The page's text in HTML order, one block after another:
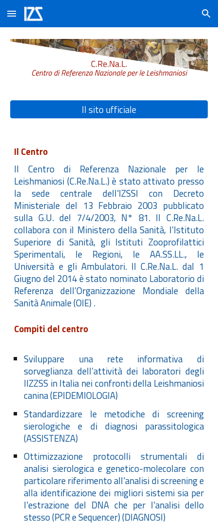
Skip to main content Skip to navigation
Il sito ufficiale
Il Centro
Il Centro di Referenza Nazionale per le
Leishmaniosi (C.Re.Na.L.) è stato attivato presso
la sede centrale dell'IZSSI con Decreto
Ministeriale del 13 Febbraio 2003 pubblicato
sulla G.U. del 7/4/2003, N° 81. Il C.Re.Na.L.
collabora con il Ministero della Sanità, l’Istituto
Superiore di Sanità, gli Istituti Zooprofilattici
Sperimentali, le Regioni, le AA.SS.LL., le
Università e gli Ambulatori. Il C.Re.Na.L. dal 1
Giugno del 2014 è stato nominato Laboratorio di
Referenza dell’Organizzazione Mondiale della
Sanità Animale (OIE) .
Compiti del centro
Sviluppare una rete informativa di
sorveglianza dell’attività dei laboratori degli
IIZZSS in Italia nei confronti della Leishmaniosi
canina (EPIDEMIOLOGIA)
Standardizzare le metodiche di screening
sierologiche e di diagnosi parassitologica
(ASSISTENZA)
Ottimizzazione protocolli strumentali di
analisi sierologica e genetico-molecolare con
particolare riferimento all'analisi di screening e
alla identificazione dei migliori sistemi sia per
l'estrazione del DNA che per l'analisi dello
stesso (PCR e Sequencer) (DIAGNOSI)